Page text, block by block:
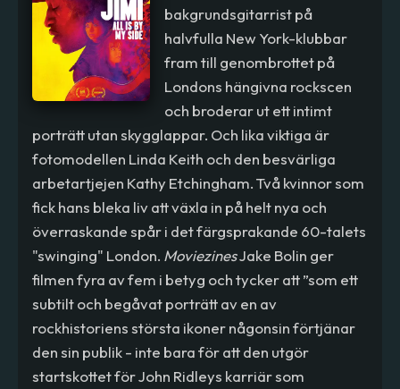
bakgrundsgitarrist på
halvfulla New York-klubbar
fram till genombrottet på
Londons hängivna rockscen
och broderar ut ett intimt
porträtt utan skygglappar. Och lika viktiga är
fotomodellen Linda Keith och den besvärliga
arbetartjejen Kathy Etchingham. Två kvinnor som
fick hans bleka liv att växla in på helt nya och
överraskande spår i det färgsprakande 60-talets
"swinging" London. MoviezinesJake Bolin ger
filmen fyra av fem i betyg och tycker att ”som ett
subtilt och begåvat porträtt av en av
rockhistoriens största ikoner någonsin förtjänar
den sin publik - inte bara för att den utgör
startskottet för John Ridleys karriär som